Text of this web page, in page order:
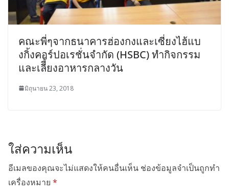
คณะพี่ๆจากธนาคารฮ่องกงและเซี่ยงไฮ้แบ
งกิ้งคอร์ปอเรชั่นจำกัด (HSBC) ทำกิจกรรม
และเลีี้ยงอาหารกลางวัน
มิถุนายน 23, 2018
ใส่ความเห็น
อีเมลของคุณจะไม่แสดงให้คนอื่นเห็น ช่องข้อมูลจำเป็นถูกทำ
เครื่องหมาย *